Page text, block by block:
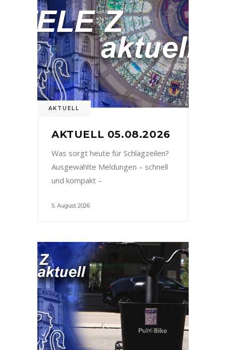
AKTUELL
AKTUELL 05.08.2026
Was sorgt heute für Schlagzeilen?
Ausgewählte Meldungen – schnell
und kompakt –
5. August 2026